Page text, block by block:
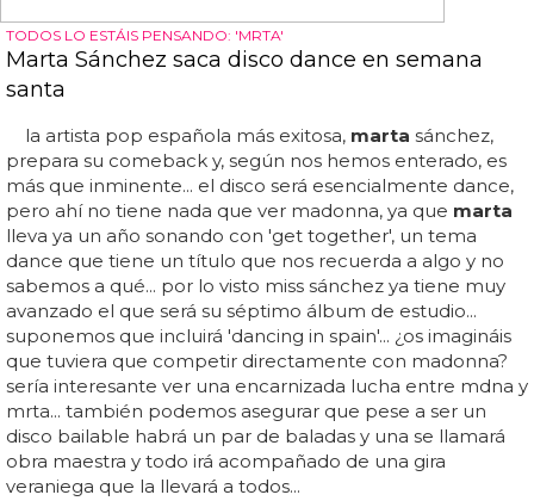
queda solo al frente del "grupo", ya que tenía preparado
el comeback para abril, con nuevo single, tras 2obk, el
recopilatorio remezclado que lanzaron hace un año...
¿Con quién ha grabado Marta Sánchez en
Estocolmo?